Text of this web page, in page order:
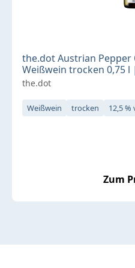
the.dot Austrian
Weißwein trocken 0,75 l
the.dot
Weißwein trocken 12,5 %
Zum